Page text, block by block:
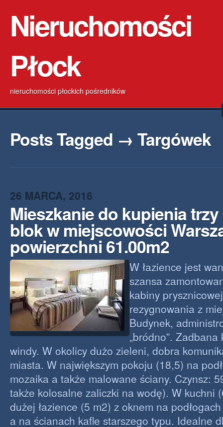
Nieruchomości
Płock
nieruchomości płockich pośredników
Posts Tagged → Targówek
26 MARCA, 2016
Mieszkanie do kupienia
blok w miejscowości
powierzchni 61.00m2
W łazience jest
szansa
kabiny
rezygnowania z
Budynek,
„bródno”.
windy. W okolicy dużo zieleni, dobra
miasta. W największym pokoju (18,5) na
mozaika a także malowane ściany. Czynsz:
także kolosalne zaliczki na wodę). W kuchni
dużej łazience (5 m2) z oknem na
a na ścianach kafle starszego typu. Idealne